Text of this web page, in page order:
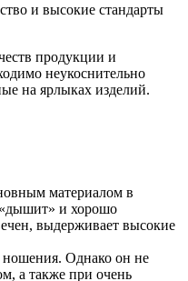
и высокие стандарты
продукции и
неукоснительно
на ярлыках изделий.
материалом в
и хорошо
выдерживает высокие
ношения. Однако он не
а также при очень